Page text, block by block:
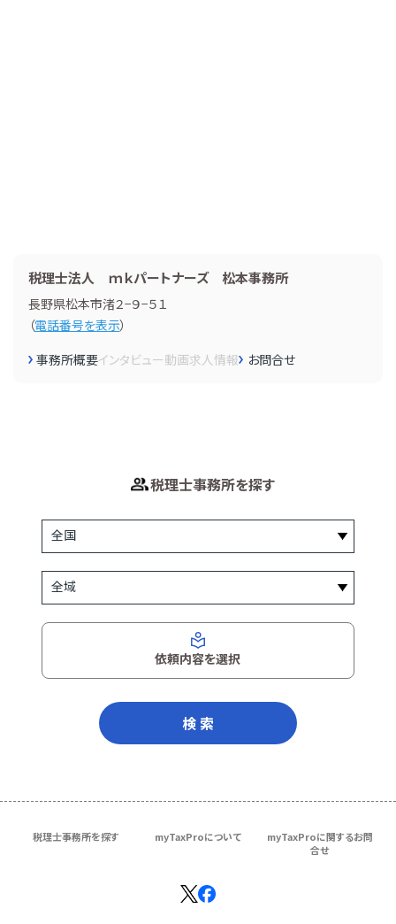
税理士法人 ｍｋパートナーズ 松本事務所
長野県松本市渚２−９−５１
（電話番号を表示）
事務所概要インタビュー動画求人情報 お問合せ
税理士事務所を探す
依頼内容を選択
検 索
税理士事務所を探す myTaxProについて
myTaxProに関するお問
合せ